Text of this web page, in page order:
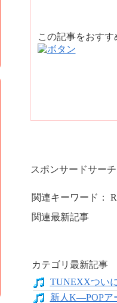
この記事をおす
スポンサードサーチ
関連キーワード：
関連最新記事
カテゴリ最新記事
TUNEXXつい
新人K―POPア